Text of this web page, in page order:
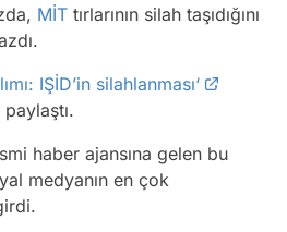
MİT tırlarının silah taşıdığını
IŞİD’in silahlanması‘
haber ajansına gelen bu
medyanın en çok